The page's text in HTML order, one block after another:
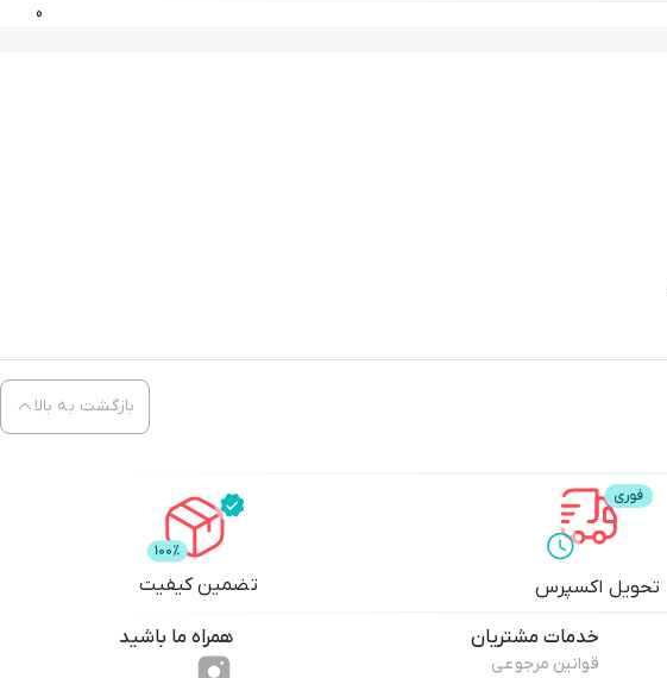
0
بازگشت به بالا
تحویل اکسپرس تضمین کیفیت
خدمات مشتریان
قوانین مرجوعی
همراه ما باشید